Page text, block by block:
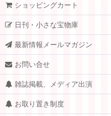
ショッピングカート
日刊・小さな宝物庫
最新情報メールマガジン
お問い合せ
雑誌掲載、メディア出演
お取り置き制度